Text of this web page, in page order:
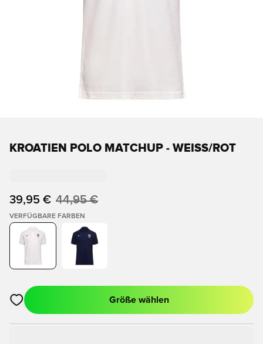
KROATIEN POLO MATCHUP - WEISS/ROT
39,95 € 44,95 €
VERFÜGBARE FARBEN
Öffnet ein neues Fenster zum Anmelden oder Registrieren
Größe wählen